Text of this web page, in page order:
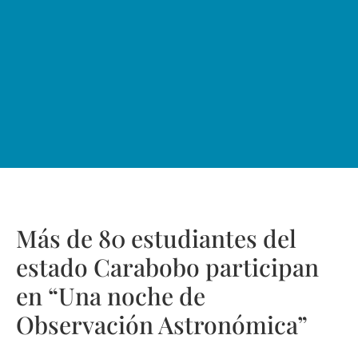
Más de 80 estudiantes del
estado Carabobo participan
en “Una noche de
Observación Astronómica”